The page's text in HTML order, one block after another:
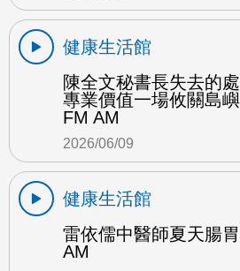
健康生活館
陳全文秘書長失去的
專業價值一場攸關島
FM AM
2026/06/09
健康生活館
雷依儒中醫師夏天腸
AM